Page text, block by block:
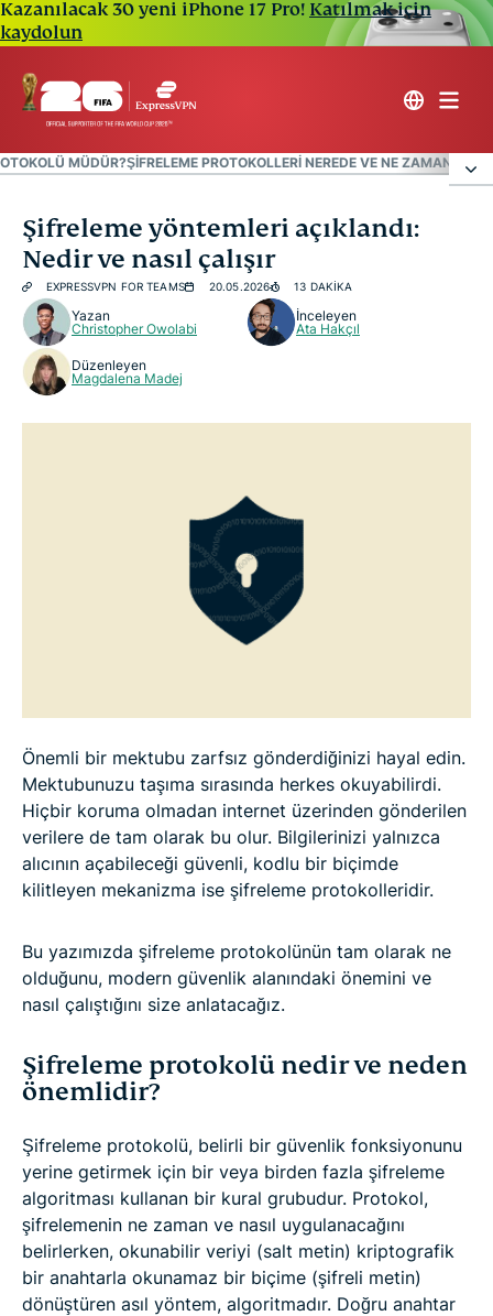
Kazanılacak 30 yeni iPhone 17 Pro! Katılmak için
kaydolun
MÜDÜR?ŞIFRELEME PROTOKOLLERI NEREDE VE NE ZAMAN
Şifreleme protokolü nedir ve neden önemlidir?
Şifreleme protokolleri nasıl çalışır?
En yaygın kullanılan şifreleme protokolleri nelerdir?
Şifreleme protokolleri güvenli midir?
Şifreleme protokollerinde geleceğin trendleri
sorular
Şifreleme yöntemleri açıklandı:
Nedir ve nasıl çalışır
EXPRESSVPN FOR TEAMS 20.05.2026 13 DAKIKA
Yazan
Christopher Owolabi
İnceleyen
Ata Hakçıl
Düzenleyen
Magdalena Madej
Önemli bir mektubu zarfsız gönderdiğinizi hayal edin.
Mektubunuzu taşıma sırasında herkes okuyabilirdi.
Hiçbir koruma olmadan internet üzerinden gönderilen
verilere de tam olarak bu olur. Bilgilerinizi yalnızca
alıcının açabileceği güvenli, kodlu bir biçimde
kilitleyen mekanizma ise şifreleme protokolleridir.
Bu yazımızda şifreleme protokolünün tam olarak ne
olduğunu, modern güvenlik alanındaki önemini ve
nasıl çalıştığını size anlatacağız.
Şifreleme protokolü nedir ve neden
önemlidir?
Şifreleme protokolü, belirli bir güvenlik fonksiyonunu
yerine getirmek için bir veya birden fazla şifreleme
algoritması kullanan bir kural grubudur. Protokol,
şifrelemenin ne zaman ve nasıl uygulanacağını
belirlerken, okunabilir veriyi (salt metin) kriptografik
bir anahtarla okunamaz bir biçime (şifreli metin)
dönüştüren asıl yöntem, algoritmadır. Doğru anahtar